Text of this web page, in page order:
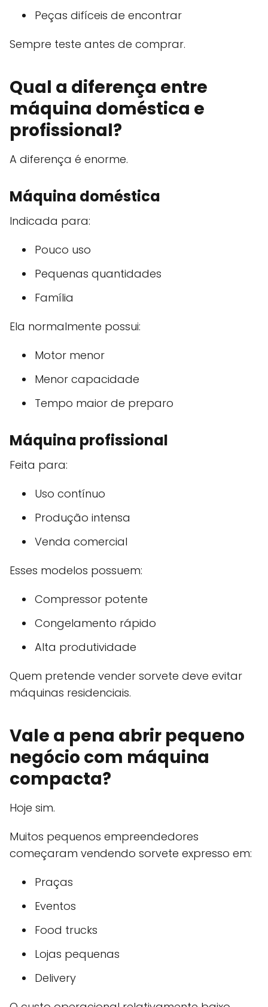
Peças difíceis de encontrar
Sempre teste antes de comprar.
Qual a diferença entre
máquina doméstica e
profissional?
A diferença é enorme.
Máquina doméstica
Indicada para:
Pouco uso
Pequenas quantidades
Família
Ela normalmente possui:
Motor menor
Menor capacidade
Tempo maior de preparo
Máquina profissional
Feita para:
Uso contínuo
Produção intensa
Venda comercial
Esses modelos possuem:
Compressor potente
Congelamento rápido
Alta produtividade
Quem pretende vender sorvete deve evitar
máquinas residenciais.
Vale a pena abrir pequeno
negócio com máquina
compacta?
Hoje sim.
Muitos pequenos empreendedores
começaram vendendo sorvete expresso em:
Praças
Eventos
Food trucks
Lojas pequenas
Delivery